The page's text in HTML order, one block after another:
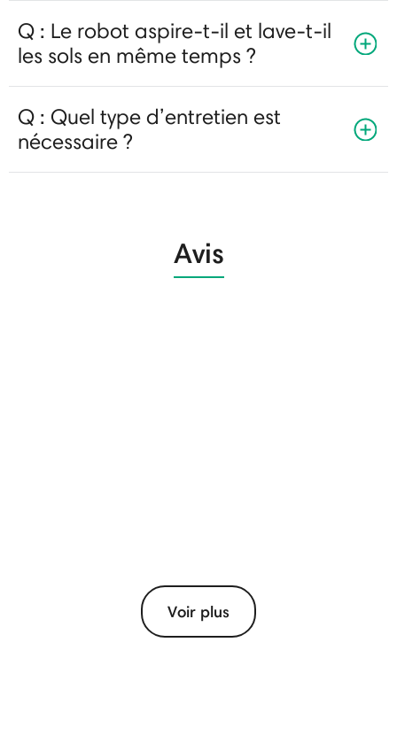
Q : Le robot aspire-t-il et lave-t-il
les sols en même temps ?
Q : Quel type d’entretien est
nécessaire ?
Avis
Voir plus